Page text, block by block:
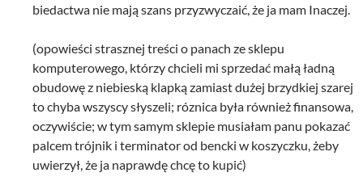
biedactwa nie mają szans przyzwyczaić, że ja mam Inaczej.
(opowieści strasznej treści o panach ze sklepu
komputerowego, którzy chcieli mi sprzedać małą ładną
obudowę z niebieską klapką zamiast dużej brzydkiej szarej
to chyba wszyscy słyszeli; róznica była również finansowa,
oczywiście; w tym samym sklepie musiałam panu pokazać
palcem trójnik i terminator od bencki w koszyczku, żeby
uwierzył, że ja naprawdę chcę to kupić)